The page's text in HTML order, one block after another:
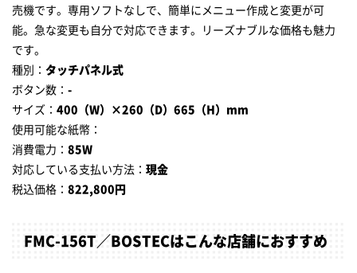
売機です。専用ソフトなしで、簡単にメニュー作成と変更が可
能。急な変更も自分で対応できます。リーズナブルな価格も魅力
です。
種別： タッチパネル式
ボタン数： -
サイズ： 400（W）×260（D）665（H）mm
使用可能な紙幣：
消費電力： 85W
対応している支払い方法： 現金
税込価格： 822,800円
FMC-156T／BOSTECはこんな店舗におすすめ